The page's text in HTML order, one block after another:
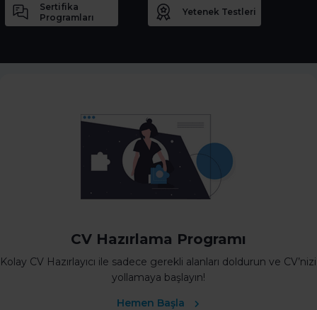
Sertifika
Programları
Yetenek Testleri
CV Hazırlama Programı
Kolay CV Hazırlayıcı ile sadece gerekli alanları doldurun ve CV’nizi
yollamaya başlayın!
Hemen Başla